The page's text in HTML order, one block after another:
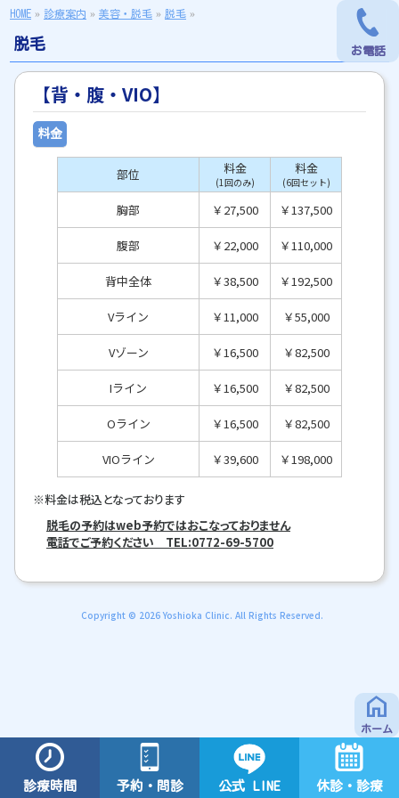
HOME » 診療案内 » 美容・脱毛 » 脱毛 »
脱毛
【背・腹・VIO】
料金
部位 料金
(1回のみ)
料金
(6回セット)
胸部 ￥27,500 ￥137,500
腹部 ￥22,000 ￥110,000
背中全体 ￥38,500 ￥192,500
Vライン ￥11,000 ￥55,000
Vゾーン ￥16,500 ￥82,500
Iライン ￥16,500 ￥82,500
Oライン ￥16,500 ￥82,500
VIOライン ￥39,600 ￥198,000
※料金は税込となっております
脱毛の予約はweb予約ではおこなっておりません
電話でご予約ください TEL:0772-69-5700
Copyright © 2026 Yoshioka Clinic. All Rights Reserved.
home
ホーム
診療時間 予約・問診 公式 LINE 休診・診療
お電話
お電話